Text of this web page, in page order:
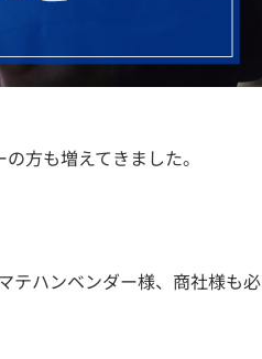
方も増えてきました。
テハンベンダー様、商社様も必